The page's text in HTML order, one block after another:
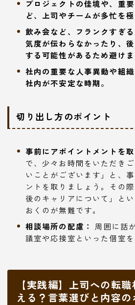
プロジェクトの佳境や、重
ど、上司やチームが多忙を極
飲み会など、フランクすぎ
気度が伝わらなかったり、
する可能性があるため避けま
社内の重要な人事異動や組織
社内が不安定な時期。
切り出し方のポイント
事前にアポイントメントを取
で、少々お時間をいただき
いことがございます」と、
ントを取りましょう。その
後のキャリアについて」と
おくのが無難です。
相談場所の配慮：
周囲に話
議室や応接室といった個室を
【実践編】上司への転
える？言葉選びと内容の